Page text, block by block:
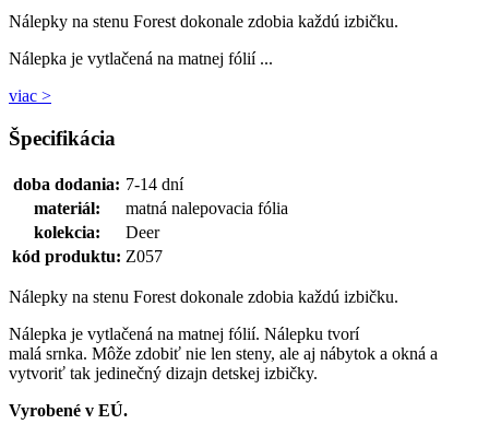
Nálepky na stenu Forest dokonale zdobia každú izbičku.
Nálepka je vytlačená na matnej fólií ...
viac >
Špecifikácia
doba dodania: 7-14 dní
materiál:
matná nalepovacia fólia
kolekcia:
Deer
kód produktu: Z057
Nálepky na stenu Forest dokonale zdobia každú izbičku.
Nálepka je vytlačená na matnej fólií. Nálepku tvorí
malá srnka. Môže zdobiť nie len steny, ale aj nábytok a okná a
vytvoriť tak jedinečný dizajn detskej izbičky.
Vyrobené v EÚ.